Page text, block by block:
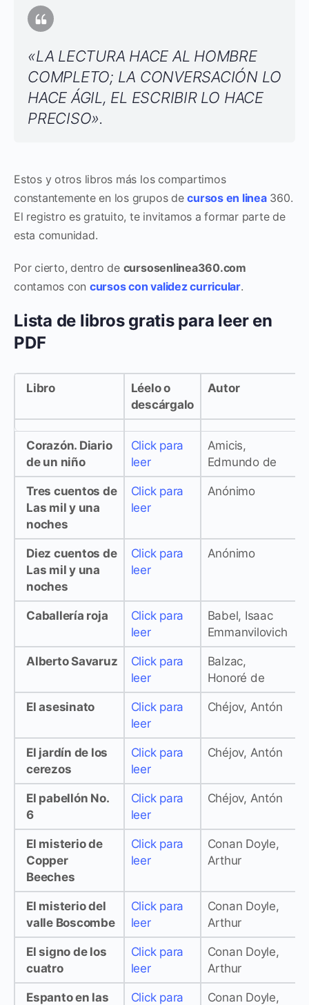
«LA LECTURA HACE AL HOMBRE
COMPLETO; LA CONVERSACIÓN LO
HACE ÁGIL, EL ESCRIBIR LO HACE
PRECISO».
Estos y otros libros más los compartimos
constantemente en los grupos decursos en linea360.
El registro es gratuito, te invitamos a formar parte de
esta comunidad.
Por cierto, dentro de cursosenlinea360.com
contamos con cursos con validez curricular.
Lista de libros gratis para leer en
PDF
Libro
Léelo o
descárgalo
Autor
Corazón. Diario
de un niño
Click para
leer
Amicis,
Edmundo de
Tres cuentos de
Las mil y una
noches
Click para
leer
Anónimo
Diez cuentos de
Las mil y una
noches
Click para
leer
Anónimo
Caballería roja
Click para
leer
Babel, Isaac
Emmanvilovich
Alberto Savaruz
Click para
leer
Balzac,
Honoré de
El asesinato
Click para
leer
Chéjov, Antón
El jardín de los
cerezos
Click para
leer
Chéjov, Antón
El pabellón No.
6
Click para
leer
Chéjov, Antón
El misterio de
Copper
Beeches
Click para
leer
Conan Doyle,
Arthur
El misterio del
valle Boscombe
Click para
leer
Conan Doyle,
Arthur
El signo de los
cuatro
Click para
leer
Conan Doyle,
Arthur
Espanto en las
Click para
Conan Doyle,